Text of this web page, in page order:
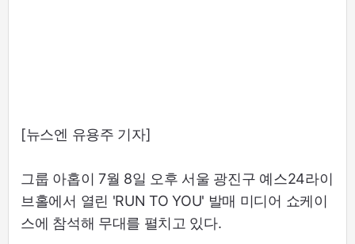
[뉴스엔 유용주 기자]
그룹 아홉이 7월 8일 오후 서울 광진구 예스24라이
브홀에서 열린 'RUN TO YOU' 발매 미디어 쇼케이
스에 참석해 무대를 펼치고 있다.